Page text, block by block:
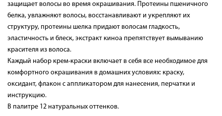
защищает волосы во время окрашивания. Протеины пшеничного
белка, увлажняют волосы, восстанавливают и укрепляют их
структуру, протеины шелка придают волосам гладкость,
эластичность и блеск, экстракт киноа препятствует вымыванию
красителя из волоса.
Каждый набор крем-краски включает в себя все необходимое для
комфортного окрашивания в домашних условиях: краску,
оксидант, флакон с аппликатором для нанесения, перчатки и
инструкцию.
В палитре 12 натуральных оттенков.